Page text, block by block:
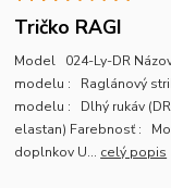
Tričko RAGI
Model 024-Ly-DR
modelu : Raglánový
modelu : Dlhý rukáv
elastan) Farebnosť :
doplnkov U... celý popis